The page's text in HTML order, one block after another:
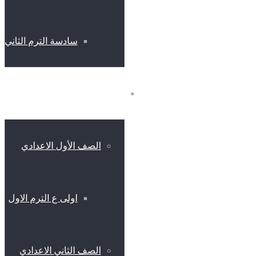
سادسة الترم الثاني
الصف الأول الاعدادي
اولى ع الترم الاول
الصف الثاني الاعدادي